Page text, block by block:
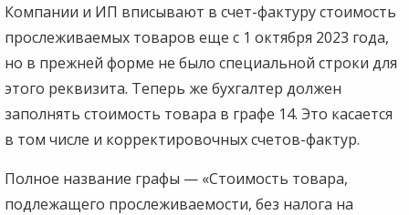
Компании и ИП вписывают в счет-фактуру стоимость
прослеживаемых товаров еще с 1 октября 2023 года,
но в прежней форме не было специальной строки для
этого реквизита. Теперь же бухгалтер должен
заполнять стоимость товара в графе 14. Это касается
в том числе и корректировочных счетов-фактур.
Полное название графы — «Стоимость товара,
подлежащего прослеживаемости, без налога на